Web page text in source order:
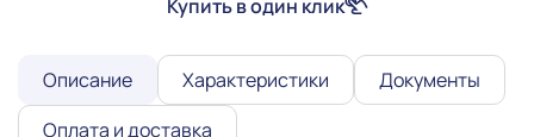
Купить в один клик
Описание Характеристики
Документы
Оплата и доставка